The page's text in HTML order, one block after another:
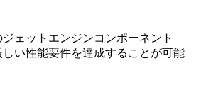
ェットエンジンコンポーネント
い性能要件を達成することが可能